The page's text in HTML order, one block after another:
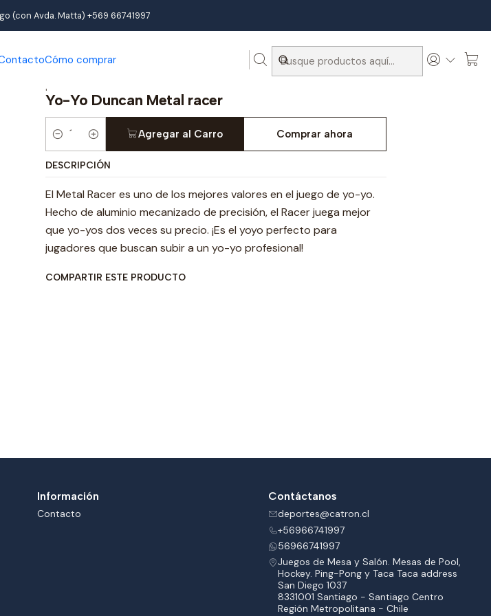
Cómo comprar
(con Avda. Matta) +569 66741997
Yo-Yo Duncan Metal racer
|
Yo-Yo Duncan Metal racer
Cantidad
Agregar al Carro Comprar ahora
DESCRIPCIÓN
El Metal Racer es uno de los mejores valores en el juego de yo-yo.
Hecho de aluminio mecanizado de precisión, el Racer juega mejor
que yo-yos dos veces su precio. ¡Es el yoyo perfecto para
jugadores que buscan subir a un yo-yo profesional!
COMPARTIR ESTE PRODUCTO
Información
Contacto
Contáctanos
deportes@catron.cl
+56966741997
56966741997
Juegos de Mesa y Salón. Mesas de Pool,
Hockey. Ping-Pong y Taca Taca address
San Diego 1037
8331001 Santiago - Santiago Centro
Región Metropolitana - Chile